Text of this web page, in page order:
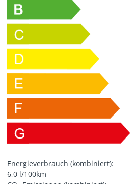
Energieverbrauch (kombiniert):
6,0 l/100km